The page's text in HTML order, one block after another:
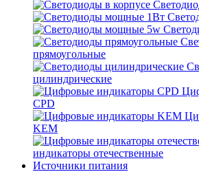
прямоугольные
цилиндрические
CPD
KEM
индикаторы отечественные
Источники питания